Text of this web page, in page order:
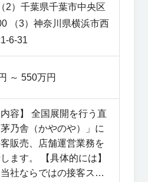
の魅力】福岡
博多駅中央街 私たちが
いるのは、単なる商品
像し、豊かな時間や楽
ごとに提案しています。
、味づくりだけでな
ケージ・カタログ・接
まで一貫した世界観を
ています。 こうした取
2）千葉県千葉市中央区
（3）神奈川県横浜市西
6-31
～ 550万円
内容】 全国展開を行う直
乃舎（かやのや）」に
販売、店舗運営業務を
【具体的には】
社ならではの接客スタ